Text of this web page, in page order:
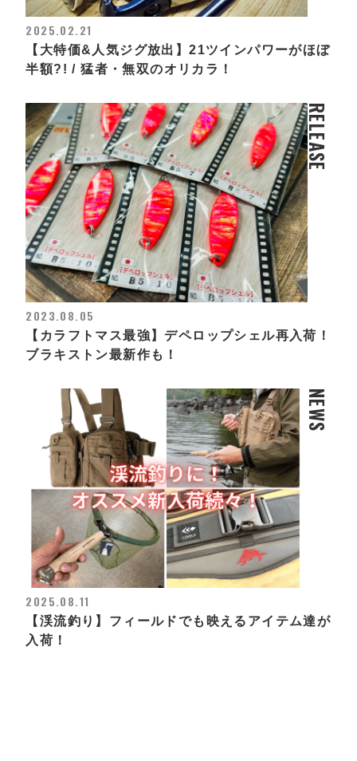
2025.02.21
【大特価&人気ジグ放出】21ツインパワーがほぼ
半額?! / 猛者・無双のオリカラ！
RELEASE
2023.08.05
【カラフトマス最強】デペロップシェル再入荷！
ブラキストン最新作も！
NEWS
2025.08.11
【渓流釣り】フィールドでも映えるアイテム達が
入荷！